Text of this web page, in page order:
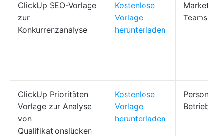
ClickUp SEO-Vorlage
zur
Konkurrenzanalyse
Kostenlose
Vorlage
herunterladen
Teams
ClickUp Prioritäten
Vorlage zur Analyse
von
Qualifikationslücken
Kostenlose
Vorlage
herunterladen